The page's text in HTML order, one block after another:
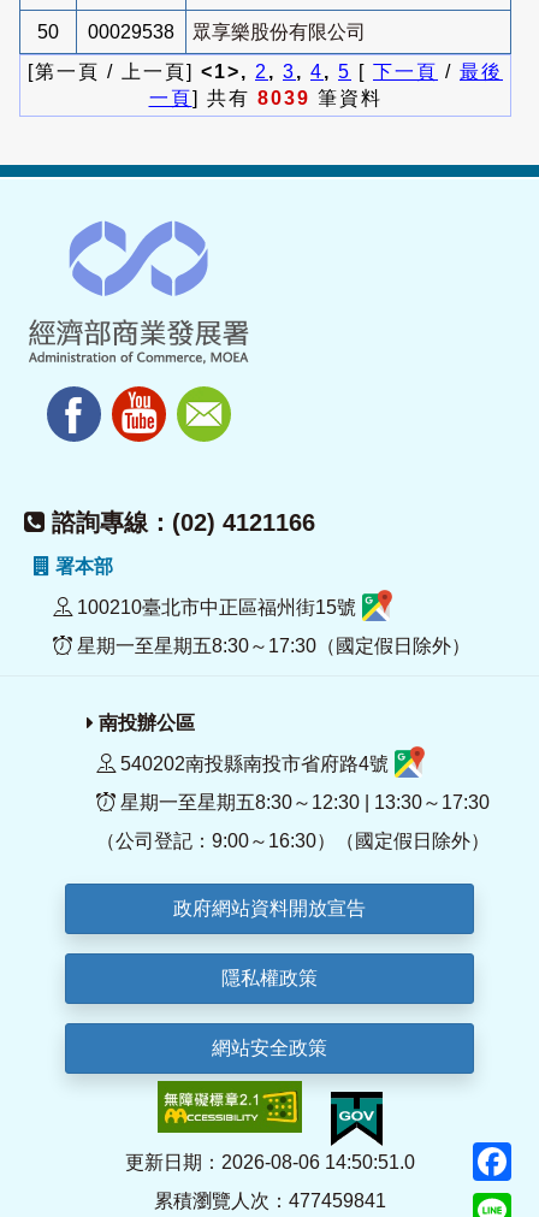
50 00029538
眾享樂股份有限公司
[第一頁 / 上一頁] <1>, 2 , 3, 4, 5 [ 下一頁 / 最後
一頁] 共有 8039 筆資料
諮詢專線：(02) 4121166
署本部
100210臺北市中正區福州街15號
星期一至星期五8:30～17:30（國定假日除外）
南投辦公區
540202南投縣南投市省府路4號
星期一至星期五8:30～12:30 | 13:30～17:30
（公司登記：9:00～16:30）（國定假日除外）
政府網站資料開放宣告
隱私權政策
網站安全政策
更新日期：2026-08-06 14:50:51.0
累積瀏覽人次：477459841